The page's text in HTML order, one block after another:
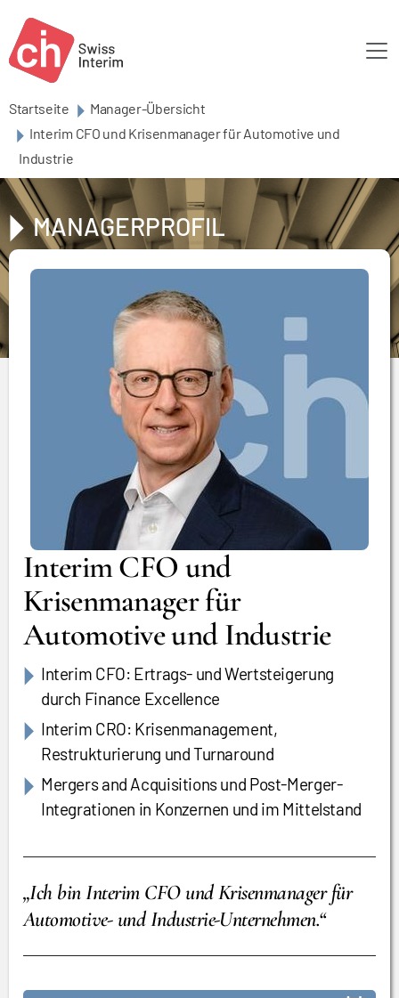
Startseite
Manager-Übersicht
Interim CFO und Krisenmanager für Automotive und
Industrie
MANAGERPROFIL
Interim CFO und
Krisenmanager für
Automotive und Industrie
Interim CFO: Ertrags- und Wertsteigerung
durch Finance Excellence
Interim CRO: Krisenmanagement,
Restrukturierung und Turnaround
Mergers and Acquisitions und Post-Merger-
Integrationen in Konzernen und im Mittelstand
„Ich bin Interim CFO und Krisenmanager für
Automotive- und Industrie-Unternehmen.“